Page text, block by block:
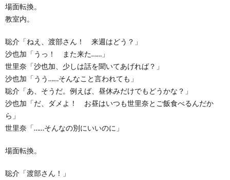
場面転換。
教室内。
聡介「ねえ、渡部さん！ 来週はどう？」
沙也加「うっ！ また来た……」
世里奈「沙也加、少しは話を聞いてあげれば？」
沙也加「うう……そんなこと言われても」
聡介「あ、そうだ。例えば、昼休みだけでもどうかな？」
沙也加「だ、ダメよ！ お昼はいつも世里奈とご飯食べるんだか
ら」
世里奈「……そんなの別にいいのに」
場面転換。
聡介「渡部さん！」